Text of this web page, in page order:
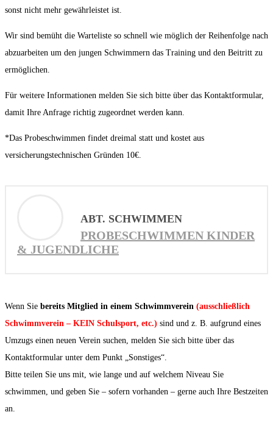
sonst nicht mehr gewährleistet ist.
Wir sind bemüht die Warteliste so schnell wie möglich der Reihenfolge nach
abzuarbeiten um den jungen Schwimmern das Training und den Beitritt zu
ermöglichen.
Für weitere Informationen melden Sie sich bitte über das Kontaktformular,
damit Ihre Anfrage richtig zugeordnet werden kann.
*Das Probeschwimmen findet dreimal statt und kostet aus
versicherungstechnischen Gründen 10€.
ABT. SCHWIMMEN
PROBESCHWIMMEN KINDER
& JUGENDLICHE
Wenn Sie bereits Mitglied in einem Schwimmverein (ausschließlich
Schwimmverein – KEIN Schulsport, etc.) sind und z. B. aufgrund eines
Umzugs einen neuen Verein suchen, melden Sie sich bitte über das
Kontaktformular unter dem Punkt „Sonstiges“.
Bitte teilen Sie uns mit, wie lange und auf welchem Niveau Sie
schwimmen, und geben Sie – sofern vorhanden – gerne auch Ihre Bestzeiten
an.